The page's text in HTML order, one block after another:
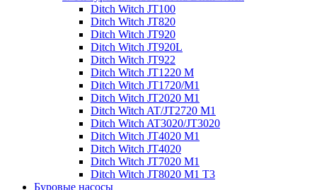
Ditch Witch JT100
Ditch Witch JT820
Ditch Witch JT920
Ditch Witch JT920L
Ditch Witch JT922
Ditch Witch JT1220 M
Ditch Witch JT1720/M1
Ditch Witch JT2020 M1
Ditch Witch AT/JT2720 M1
Ditch Witch AT3020/JT3020
Ditch Witch JT4020 M1
Ditch Witch JT4020
Ditch Witch JT7020 M1
Ditch Witch JT8020 M1 T3
Буровые насосы